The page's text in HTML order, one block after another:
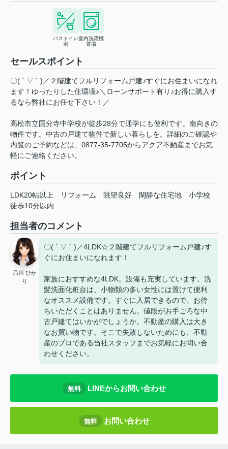
バストイレ
別
室内洗濯機
置場
セールスポイント
〇( ´ ▽ ` )／２階建てフルリフォーム戸建♪すぐにお住まいになれ
ます！ゆったりした住環境♪＼ローンサポート有り♪お得に購入す
るなら弊社にお任せ下さい！／
高松市立国分寺中学校が徒歩28分で通学にも便利です。南向きの
物件です。中古の戸建て物件で新しい暮らしを。詳細のご確認や
内覧のご予約などは、0877-35-7705からアクア不動産までお気
軽にご連絡ください。
ポイント
LDK20帖以上 リフォーム 眺望良好 閑静な住宅地
小学校
徒歩10分以内
担当者のコメント
品川 ひか
り
〇( ´ ▽ ` )／4LDK☆２階建てフルリフォーム戸建♪す
ぐにお住まいになれます！
家族におすすめな4LDK。設備も充実しています。洗
髪洗面化粧台は、小物類の多い女性には置けて便利
なオススメ設備です。すぐに入居できるので、お待
ちいただくことはありません。値段がお手ごろな中
古戸建てはいかがでしょうか。不動産の購入は大き
なお買い物です。そこで失敗しないためにも、不動
産のプロである当社スタッフまでお気軽にお問い合
わせください。
無料 LINEからお問い合わせ
無料 お問い合わせ